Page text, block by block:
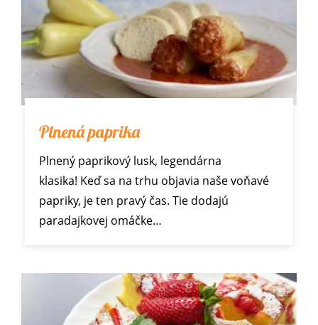
Plnená paprika
Plnený paprikový lusk, legendárna
klasika! Keď sa na trhu objavia naše voňavé
papriky, je ten pravý čas. Tie dodajú
paradajkovej omáčke…